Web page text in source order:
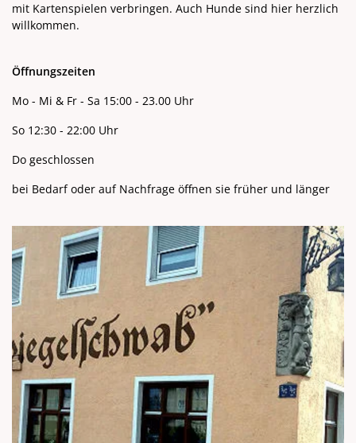
mit Kartenspielen verbringen. Auch Hunde sind hier herzlich
willkommen.
Öffnungszeiten
Mo - Mi & Fr - Sa 15:00 - 23.00 Uhr
So 12:30 - 22:00 Uhr
Do geschlossen
bei Bedarf oder auf Nachfrage öffnen sie früher und länger